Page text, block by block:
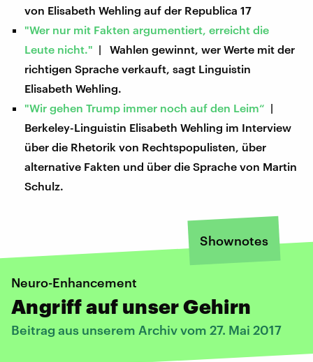
von Elisabeth Wehling auf der Republica 17
"Wer nur mit Fakten argumentiert, erreicht die
Leute nicht." | Wahlen gewinnt, wer Werte mit der
richtigen Sprache verkauft, sagt Linguistin
Elisabeth Wehling.
"Wir gehen Trump immer noch auf den Leim“ |
Berkeley-Linguistin Elisabeth Wehling im Interview
über die Rhetorik von Rechtspopulisten, über
alternative Fakten und über die Sprache von Martin
Schulz.
Shownotes
Neuro-Enhancement
Angriff auf unser Gehirn
Beitrag aus unserem Archiv vom 27. Mai 2017